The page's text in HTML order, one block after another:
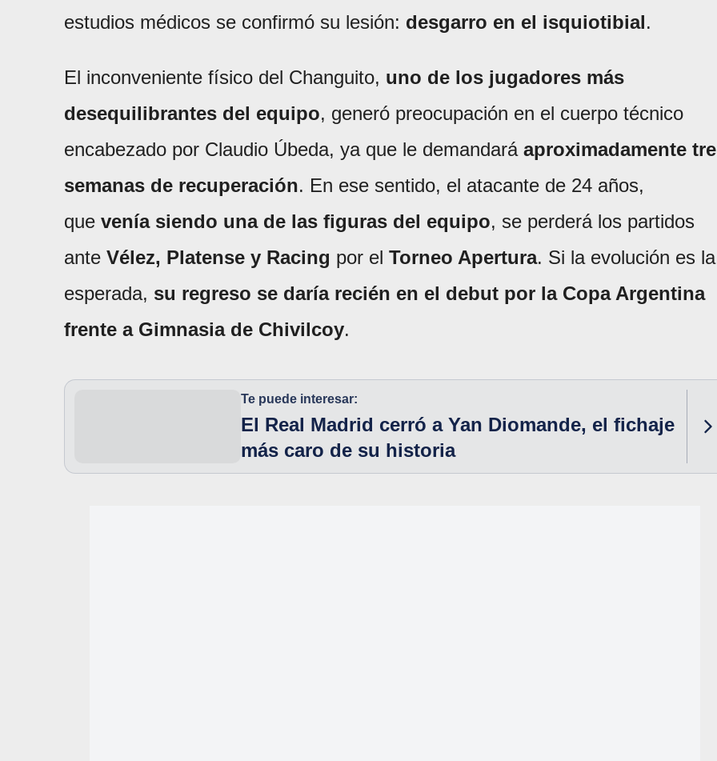
estudios médicos se confirmó su lesión: desgarro en el isquiotibial.
El inconveniente físico del Changuito, uno de los jugadores más
desequilibrantes del equipo, generó preocupación en el cuerpo técnico
encabezado por Claudio Úbeda, ya que le demandará aproximadamente
semanas de recuperación. En ese sentido, el atacante de 24 años,
que venía siendo una de las figuras del equipo, se perderá los partidos
ante Vélez, Platense y Racing por el Torneo Apertura. Si la evolución es la
esperada, su regreso se daría recién en el debut por la Copa Argentina
frente a Gimnasia de Chivilcoy.
Te puede interesar:
El Real Madrid cerró a Yan Diomande, el fichaje
más caro de su historia